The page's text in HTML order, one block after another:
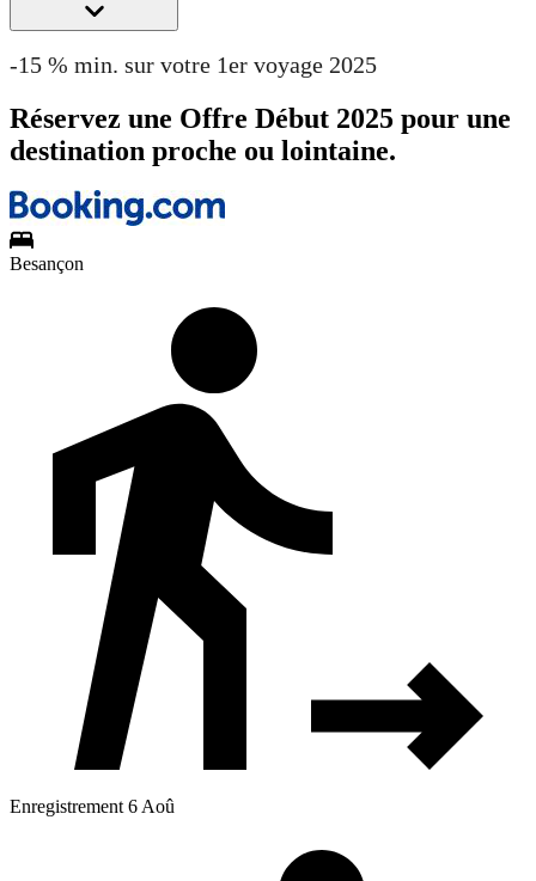
-15 % min. sur votre 1er voyage 2025
Réservez une Offre Début 2025 pour une
destination proche ou lointaine.
Besançon
Enregistrement 6 Aoû